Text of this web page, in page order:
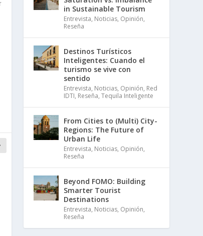
in Sustainable Tourism
Entrevista, Noticias, Opinión,
Reseña
Destinos Turísticos
Inteligentes: Cuando el
turismo se vive con
sentido
Entrevista, Noticias, Opinión, Red
IDTI, Reseña,Tequila Inteligente
From Cities to (Multi) City-
Regions: The Future of
Urban Life
Entrevista, Noticias, Opinión,
Reseña
Beyond FOMO: Building
Smarter Tourist
Destinations
Entrevista, Noticias, Opinión,
Reseña